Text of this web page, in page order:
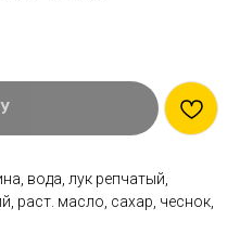
вода, лук репчатый,
раст. масло, сахар, чеснок,